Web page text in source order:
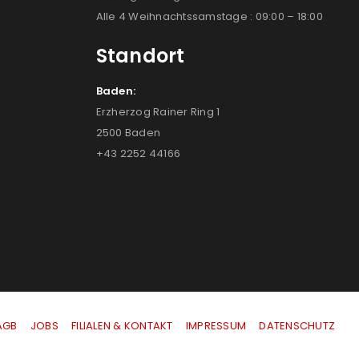
Alle 4 Weihnachtssamstage : 09:00 – 18:00
Standort
Baden:
Erzherzog Rainer Ring 1
2500 Baden
+43 2252 44166
JOBS FILIALEN & KONTAKT IMPRESSUM |DATENSCHUTZ